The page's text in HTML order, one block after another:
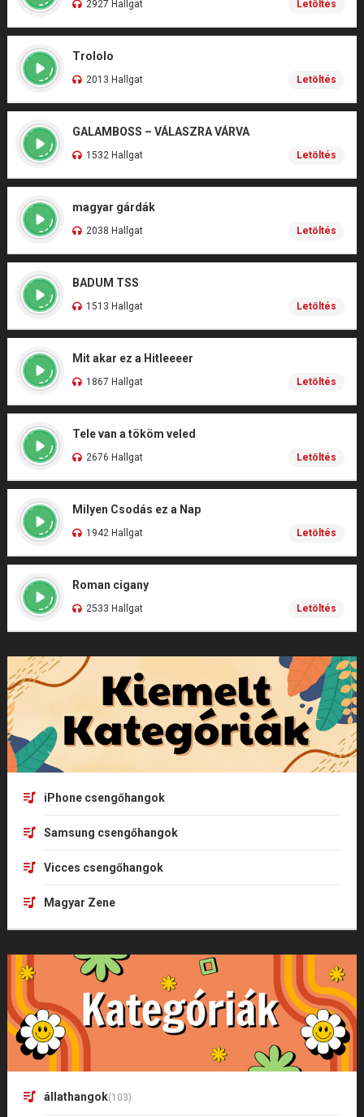
2927 Hallgat Letöltés
Trololo
2013 Hallgat Letöltés
GALAMBOSS – VÁLASZRA VÁRVA
1532 Hallgat Letöltés
magyar gárdák
2038 Hallgat Letöltés
BADUM TSS
1513 Hallgat Letöltés
Mit akar ez a Hitleeeer
1867 Hallgat Letöltés
Tele van a tököm veled
2676 Hallgat Letöltés
Milyen Csodás ez a Nap
1942 Hallgat Letöltés
Roman cigany
2533 Hallgat Letöltés
iPhone csengőhangok
Samsung csengőhangok
Vicces csengőhangok
Magyar Zene
állathangok(103)